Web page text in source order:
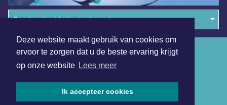
Deze website maakt gebruik van cookies om
ervoor te zorgen dat u de beste ervaring krijgt
op onze website Lees meer
Ik accepteer cookies
Overige dagbladen in de regio
Algemene voorwaarden
Disclaimer